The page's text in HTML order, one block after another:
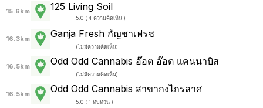
15.6km 125 Living Soil
5.0 ( 4 ความคิดเห็น )
16.3km Ganja Fresh กัญชาเฟรช
(ไม่มีความคิดเห็น)
16.5km Odd Odd Cannabis อ๊อต อ๊อต แคนนาบิส
(ไม่มีความคิดเห็น)
16.5km Odd Odd Cannabis สาขากงไกรลาศ
5.0 ( 1 ทบทวน )